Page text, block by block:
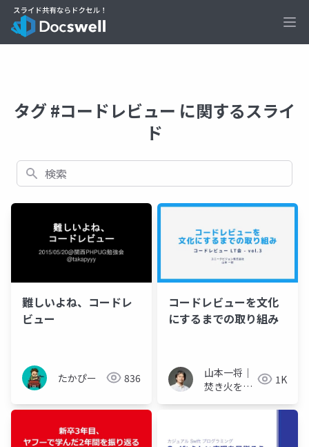
タグ #コードレビュー に関するスライ
ド
検索
難しいよね、コードレ
ビュー
たかぴー 836
コードレビューを文化
にするまでの取り組み
山本一将｜
焚き火を愛
1K